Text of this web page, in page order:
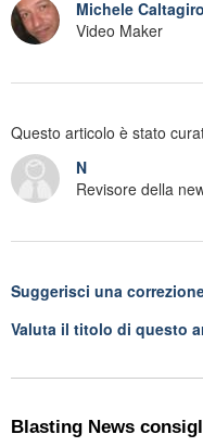
Michele
Video Maker
Questo articolo è stato
N
Revisore della
Suggerisci una
Valuta il titolo di questo
Blasting News